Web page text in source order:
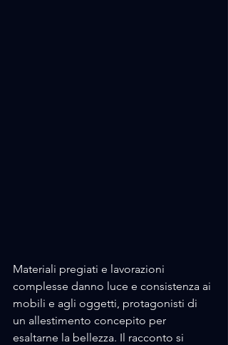
Materiali pregiati e lavorazioni
complesse danno luce e consistenza ai
mobili e agli oggetti, protagonisti di
un allestimento concepito per
esaltarne la bellezza. Il racconto si